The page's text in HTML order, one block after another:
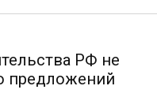
РФ не
предложений